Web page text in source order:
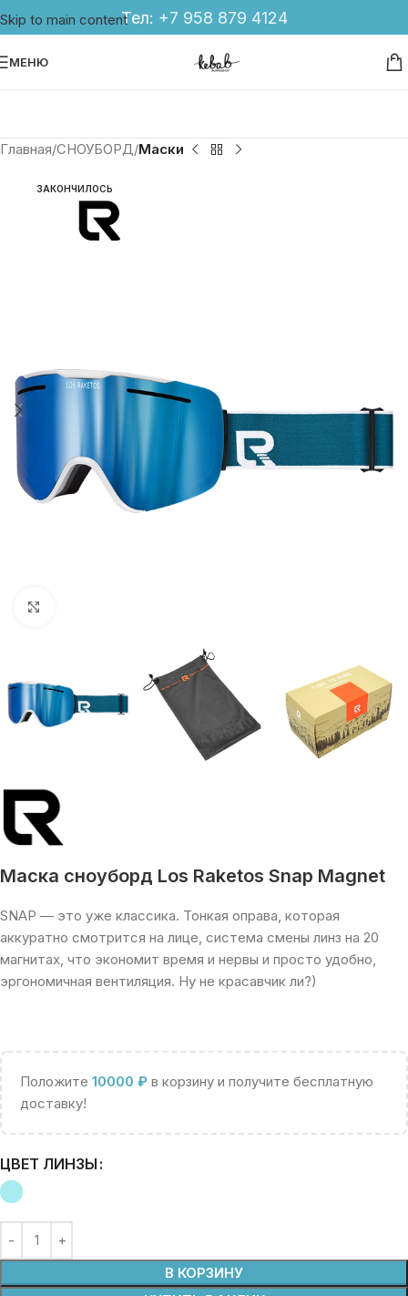
Skip to main contentТел: +7 958 879 4124
МЕНЮ
Главная СНОУБОРД Маски
ЗАКОНЧИЛОСЬ
Маска сноуборд Los Raketos Snap Magnet
SNAP — это уже классика. Тонкая оправа, которая
аккуратно смотрится на лице, система смены линз на 20
магнитах, что экономит время и нервы и просто удобно,
эргономичная вентиляция. Ну не красавчик ли?)
Положите 10000 ₽ в корзину и получите бесплатную
доставку!
ЦВЕТ ЛИНЗЫ
В КОРЗИНУ